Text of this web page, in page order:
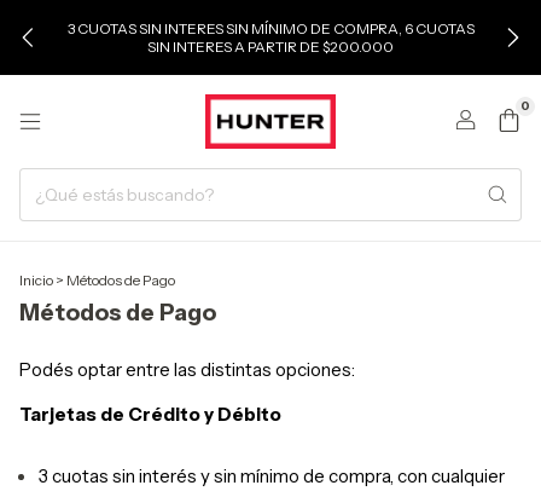
3 CUOTAS SIN INTERES SIN MÍNIMO DE COMPRA, 6 CUOTAS
SIN INTERES A PARTIR DE $200.000
0
Inicio > Métodos de Pago
Métodos de Pago
Podés optar entre las distintas opciones:
Tarjetas de Crédito y Débito
3 cuotas sin interés y sin mínimo de compra, con cualquier